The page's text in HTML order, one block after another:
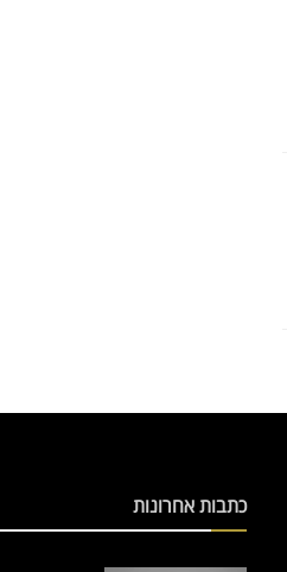
כתבות אחרונות